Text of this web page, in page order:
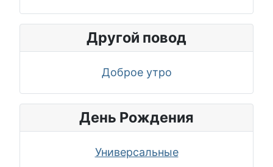
Другой повод
Доброе утро
День Рождения
Универсальные